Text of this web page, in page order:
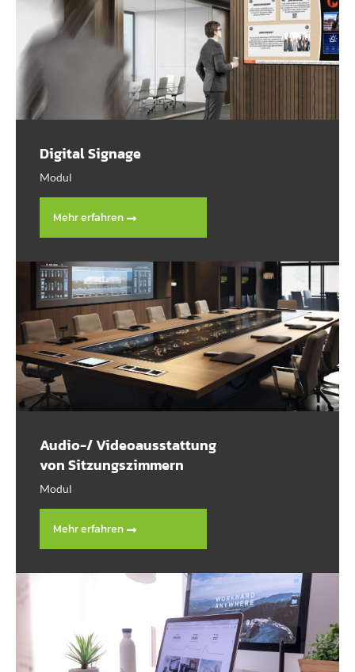
Digital Signage
Modul
Mehr erfahren
Audio-/ Videoausstattung
von Sitzungszimmern
Modul
Mehr erfahren